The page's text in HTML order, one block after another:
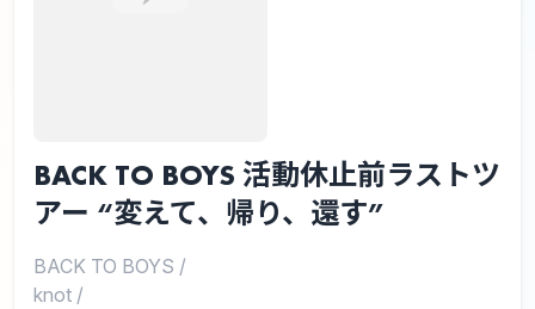
BACK TO BOYS 活動休止前ラストツ
アー “変えて、帰り、還す”
BACK TO BOYS /
knot /